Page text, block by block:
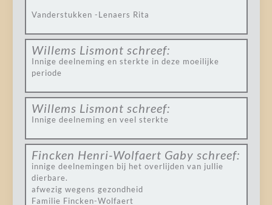
Vanderstukken -Lenaers Rita
Willems Lismont schreef:
Innige deelneming en sterkte in deze moeilijke
periode
Willems Lismont schreef:
Innige deelneming en veel sterkte
Fincken Henri-Wolfaert Gaby schreef:
innige deelnemingen bij het overlijden van jullie
dierbare.
afwezig wegens gezondheid
Familie Fincken-Wolfaert